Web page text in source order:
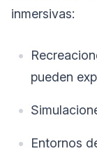
inmersivas:
pueden
Entornos